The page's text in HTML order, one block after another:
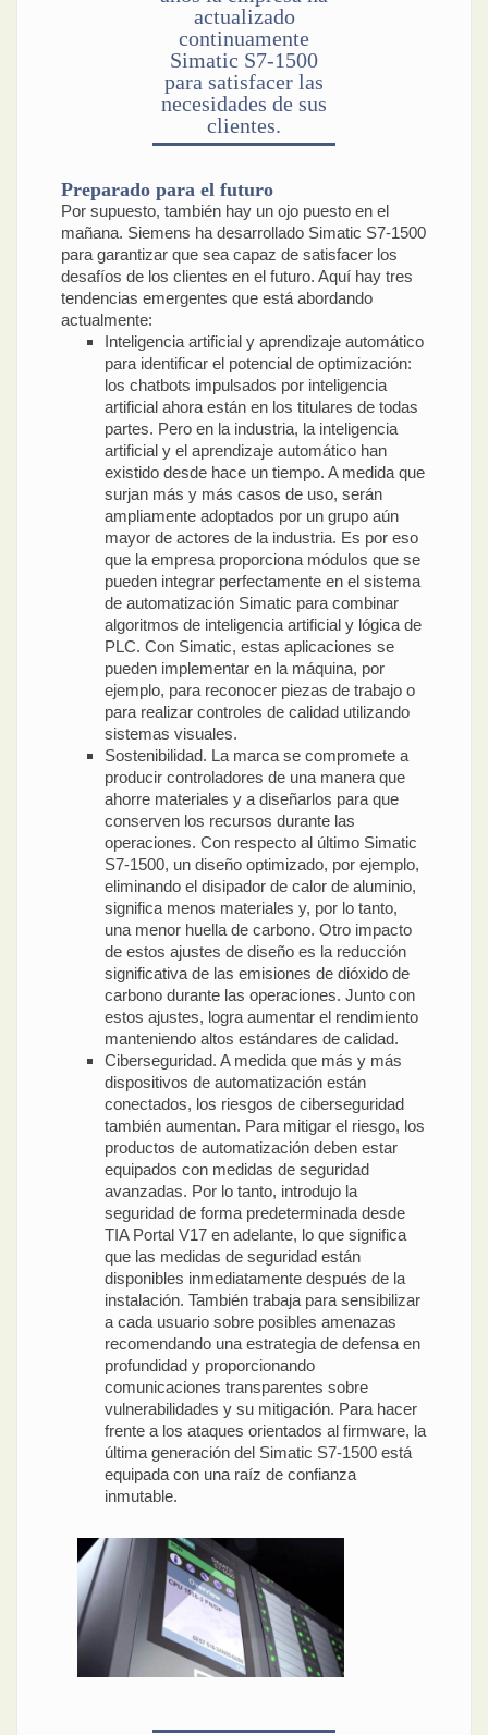
actualizado
continuamente
Simatic S7-1500
para satisfacer las
necesidades de sus
clientes.
Preparado para el futuro
Por supuesto, también hay un ojo puesto en el
mañana. Siemens ha desarrollado Simatic S7-1500
para garantizar que sea capaz de satisfacer los
desafíos de los clientes en el futuro. Aquí hay tres
tendencias emergentes que está abordando
actualmente:
Inteligencia artificial y aprendizaje automático
para identificar el potencial de optimización:
los chatbots impulsados por inteligencia
artificial ahora están en los titulares de todas
partes. Pero en la industria, la inteligencia
artificial y el aprendizaje automático han
existido desde hace un tiempo. A medida que
surjan más y más casos de uso, serán
ampliamente adoptados por un grupo aún
mayor de actores de la industria. Es por eso
que la empresa proporciona módulos que se
pueden integrar perfectamente en el sistema
de automatización Simatic para combinar
algoritmos de inteligencia artificial y lógica de
PLC. Con Simatic, estas aplicaciones se
pueden implementar en la máquina, por
ejemplo, para reconocer piezas de trabajo o
para realizar controles de calidad utilizando
sistemas visuales.
Sostenibilidad. La marca se compromete a
producir controladores de una manera que
ahorre materiales y a diseñarlos para que
conserven los recursos durante las
operaciones. Con respecto al último Simatic
S7-1500, un diseño optimizado, por ejemplo,
eliminando el disipador de calor de aluminio,
significa menos materiales y, por lo tanto,
una menor huella de carbono. Otro impacto
de estos ajustes de diseño es la reducción
significativa de las emisiones de dióxido de
carbono durante las operaciones. Junto con
estos ajustes, logra aumentar el rendimiento
manteniendo altos estándares de calidad.
Ciberseguridad. A medida que más y más
dispositivos de automatización están
conectados, los riesgos de ciberseguridad
también aumentan. Para mitigar el riesgo, los
productos de automatización deben estar
equipados con medidas de seguridad
avanzadas. Por lo tanto, introdujo la
seguridad de forma predeterminada desde
TIA Portal V17 en adelante, lo que significa
que las medidas de seguridad están
disponibles inmediatamente después de la
instalación. También trabaja para sensibilizar
a cada usuario sobre posibles amenazas
recomendando una estrategia de defensa en
profundidad y proporcionando
comunicaciones transparentes sobre
vulnerabilidades y su mitigación. Para hacer
frente a los ataques orientados al firmware, la
última generación del Simatic S7-1500 está
equipada con una raíz de confianza
inmutable.